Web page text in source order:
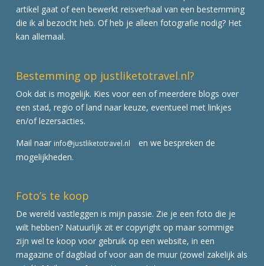
artikel gaat of een bewerkt reisverhaal van een bestemming
die ik al bezocht heb. Of heb je alleen fotografie nodig? Het
kan allemaal.
Bestemming op justliketotravel.nl?
Ook dat is mogelijk. Kies voor een of meerdere blogs over
een stad, regio of land naar keuze, eventueel met linkjes
en/of lezersacties.
Mail naar info@justliketotravel.nl
en we bespreken de
mogelijkheden.
Foto’s te koop
De wereld vastleggen is mijn passie. Zie je een foto die je
wilt hebben? Natuurlijk zit er copyright op maar sommige
zijn wel te koop voor gebruik op een website, in een
magazine of dagblad of voor aan de muur (zowel zakelijk als